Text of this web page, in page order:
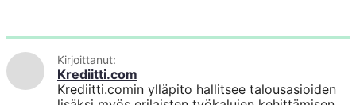
k
e
b
o
o
t
t
e
r
Kirjoittanut:
Krediitti.com
Krediitti.comin ylläpito hallitsee talousasioiden